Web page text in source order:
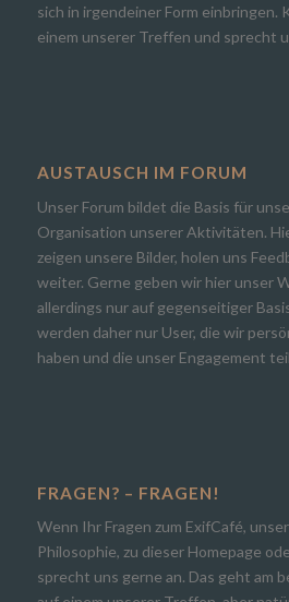
sich in irgendeiner Form einbringen.
einem unserer Treffen und sprecht
AUSTAUSCH IM FORUM
Unser Forum bildet die Basis für
Organisation unserer Aktivitäten.
zeigen unsere Bilder, holen uns
weiter. Gerne geben wir hier unser
allerdings nur auf gegenseitiger
werden daher nur User, die wir
haben und die unser Engagement
FRAGEN? – FRAGEN!
Wenn Ihr Fragen zum ExifCafé,
Philosophie, zu dieser Homepage
sprecht uns gerne an. Das geht am